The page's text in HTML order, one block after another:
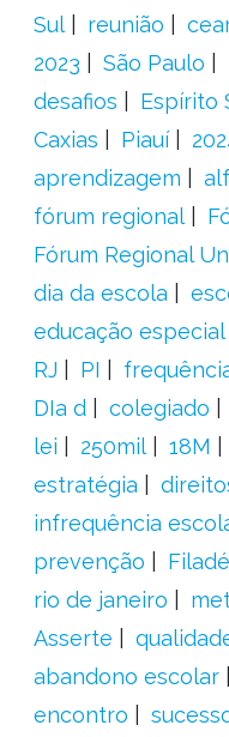
Sul
reunião
2023
São Paulo
desafios
Espírito
Caxias
Piauí
aprendizagem
fórum regional
Fórum Regional
dia da escola
educação especial
RJ
PI
DIa d
colegiado
lei
250mil 18M
estratégia
infrequência
prevenção
rio de janeiro
Asserte
abandono escolar
encontro